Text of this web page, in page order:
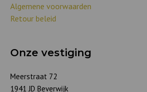
Algemene voorwaarden
Retour beleid
Onze vestiging
Meerstraat 72
1941 JD Beverwijk